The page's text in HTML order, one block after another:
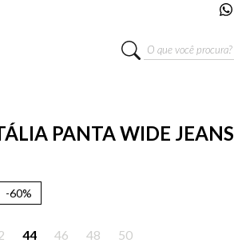
O que você procura?
PANTA WIDE JEANS
-60%
44 46 48 50